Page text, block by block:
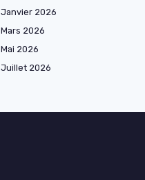
Janvier 2026
Mars 2026
Mai 2026
Juillet 2026